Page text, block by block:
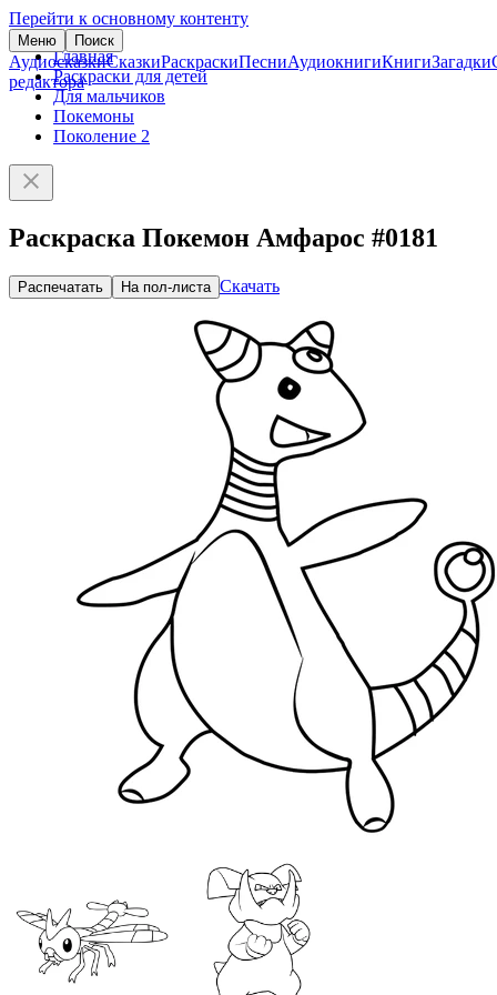
Перейти к основному контенту
Меню Поиск
АудиосказкиСказкиРаскраскиПесниАудиокнигиКнигиЗагадки
редактора
Главная
Раскраски для детей
Для мальчиков
Покемоны
Поколение 2
Раскраска Покемон Амфарос #0181
Распечатать На пол-листа Скачать